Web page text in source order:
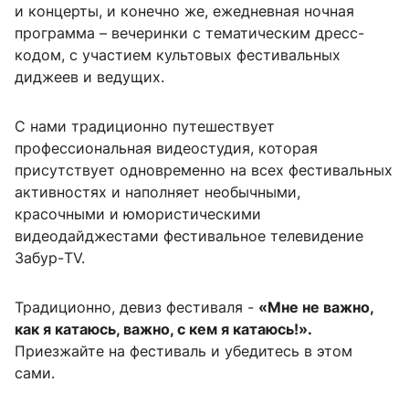
и концерты, и конечно же, ежедневная ночная
программа – вечеринки с тематическим дресс-
кодом, с участием культовых фестивальных
диджеев и ведущих.
С нами традиционно путешествует
профессиональная видеостудия, которая
присутствует одновременно на всех фестивальных
активностях и наполняет необычными,
красочными и юмористическими
видеодайджестами фестивальное телевидение
Забур-TV.
Традиционно, девиз фестиваля - «Мне не важно,
как я катаюсь, важно, с кем я катаюсь!».
Приезжайте на фестиваль и убедитесь в этом
сами.